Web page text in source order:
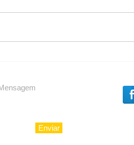
Solteirou!
Enviar